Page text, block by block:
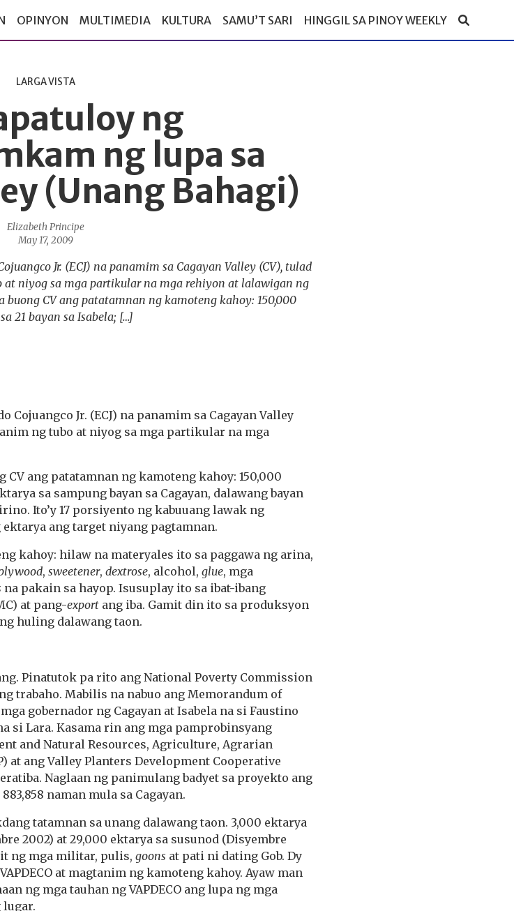
OPINYON MULTIMEDIA KULTURA SAMU’T SARI HINGGIL SA PINOY WEEKLY
LARGA VISTA
ng
ng lupa sa
(Unang Bahagi)
Elizabeth Principe
May 17, 2009
Jr. (ECJ) na panamim sa Cagayan Valley (CV), tulad
niyog sa mga partikular na mga rehiyon at lalawigan ng
buong CV ang patatamnan ng kamoteng kahoy: 150,000
21 bayan sa Isabela; […]
Jr. (ECJ) na panamim sa Cagayan Valley
ng tubo at niyog sa mga partikular na mga
CV ang patatamnan ng kamoteng kahoy: 150,000
sa sampung bayan sa Cagayan, dalawang bayan
Ito’y 17 porsiyento ng kabuuang lawak ng
ang target niyang pagtamnan.
kahoy: hilaw na materyales ito sa paggawa ng arina,
, sweetener, dextrose, alcohol, glue, mga
na pakain sa hayop. Isusuplay ito sa ibat-ibang
at pang-export ang iba. Gamit din ito sa produksyon
huling dalawang taon.
Pinatutok pa rito ang National Poverty Commission
trabaho. Mabilis na nabuo ang Memorandum of
gobernador ng Cagayan at Isabela na si Faustino
si Lara. Kasama rin ang mga pamprobinsyang
and Natural Resources, Agriculture, Agrarian
at ang Valley Planters Development Cooperative
Naglaan ng panimulang badyet sa proyekto ang
naman mula sa Cagayan.
tatamnan sa unang dalawang taon. 3,000 ektarya
2002) at 29,000 ektarya sa susunod (Disyembre
ng mga militar, pulis, goons at pati ni dating Gob. Dy
at magtanim ng kamoteng kahoy. Ayaw man
ng mga tauhan ng VAPDECO ang lupa ng mga
lugar.